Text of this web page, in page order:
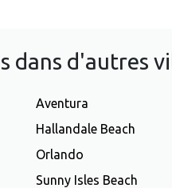
dans d'autres
Aventura
Hallandale Beach
Orlando
Sunny Isles Beach